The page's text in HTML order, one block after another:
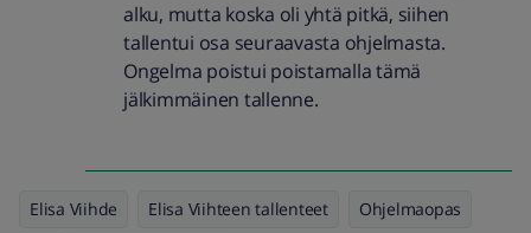
alku, mutta koska oli yhtä pitkä, siihen
tallentui osa seuraavasta ohjelmasta.
Ongelma poistui poistamalla tämä
jälkimmäinen tallenne.
Elisa Viihde Elisa Viihteen tallenteet Ohjelmaopas